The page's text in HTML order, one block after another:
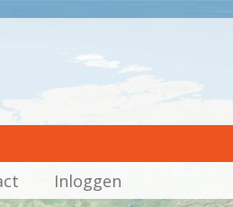
Inloggen